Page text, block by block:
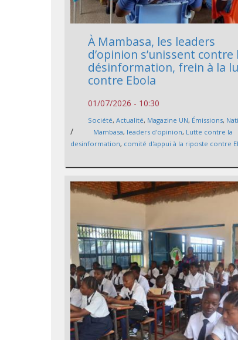
À Mambasa, les leaders
d’opinion s’unissent contre
désinformation, frein à la
contre Ebola
01/07/2026 - 10:30
Société,Actualité, Magazine UN, Émissions,
/ Mambasa, leaders d'opinion, Lutte contre la
desinformation, comité d'appui à la riposte contre